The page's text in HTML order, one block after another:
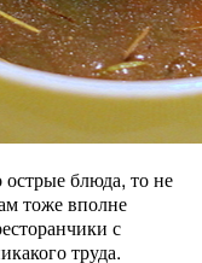
блюда, то не
тоже вполне
с
труда.